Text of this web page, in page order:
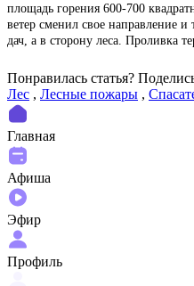
площадь горения 600-700
ветер сменил свое направление
дач, а в сторону леса. Проливка
Понравилась статья?
Лес , Лесные пожары ,
Главная
Афиша
Эфир
Профиль